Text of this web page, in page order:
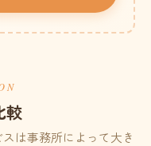
較
は事務所によって大き